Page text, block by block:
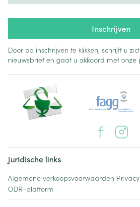
Inschrijven
Door op inschrijven te klikken, schrijft u
nieuwsbrief en gaat u akkoord met onze
Juridische links
Algemene verkoopsvoorwaarden
ODR-platform